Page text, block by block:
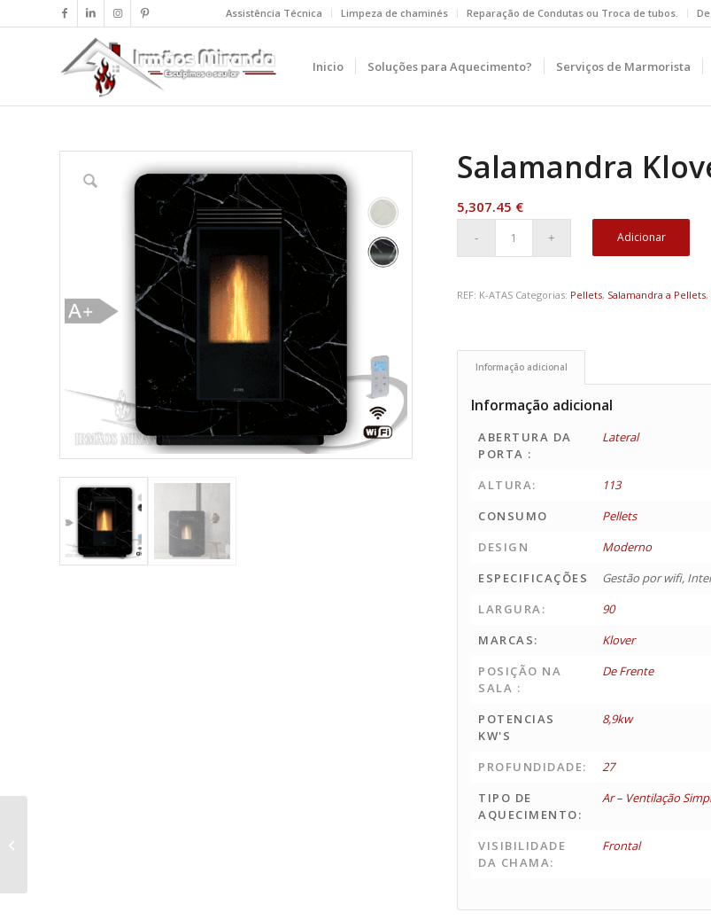
Assistência Técnica Limpeza de chaminés Reparação de Condutas ou Troca de tubos.
Inicio Soluções para Aquecimento? Serviços de Marmorista
Salamandra
5,307.45 €
Adicionar
REF: K-ATAS Categorias: Pellets, Salamandra a Pellets,
Informação adicional
Informação adicional
ABERTURA DA
PORTA :
Lateral
ALTURA:
113
CONSUMO
Pellets
DESIGN
Moderno
ESPECIFICAÇÕES
Gestão por wifi,
LARGURA:
90
MARCAS:
Klover
POSIÇÃO NA
SALA :
De Frente
POTENCIAS
KW'S
8,9kw
PROFUNDIDADE:
27
TIPO DE
AQUECIMENTO:
Ar – Ventilação
VISIBILIDADE
DA CHAMA:
Frontal